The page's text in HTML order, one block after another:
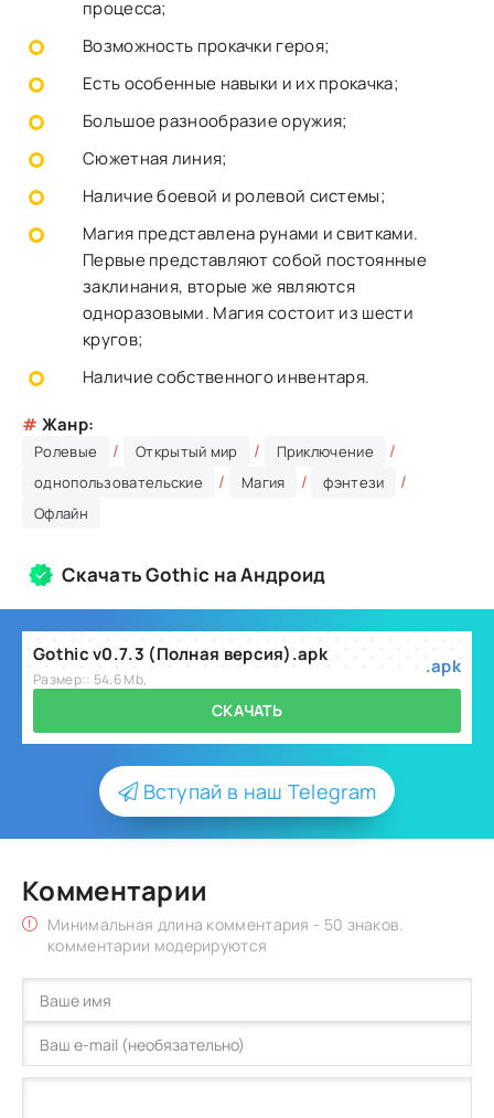
процесса;
Возможность прокачки героя;
Есть особенные навыки и их прокачка;
Большое разнообразие оружия;
Сюжетная линия;
Наличие боевой и ролевой системы;
Магия представлена рунами и свитками.
Первые представляют собой постоянные
заклинания, вторые же являются
одноразовыми. Магия состоит из шести
кругов;
Наличие собственного инвентаря.
# Жанр:
Ролевые / Открытый мир / Приключение /
однопользовательские / Магия / фэнтези /
Офлайн
Скачать Gothic на Андроид
Gothic v0.7.3 (Полная версия).apk
Размер:: 54.6 Mb,
.apk
СКАЧАТЬ
Вступай в наш Telegram
Комментарии
Минимальная длина комментария - 50 знаков.
комментарии модерируются